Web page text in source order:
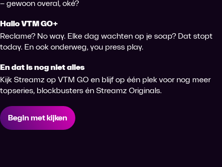
– gewoon overal, oké?
Hallo VTM GO+
Reclame? No way. Elke dag wachten op je soap? Dat stopt
today. En ook onderweg, you press play.
En dat is nog niet alles
Kijk Streamz op VTM GO en blijf op één plek voor nog meer
topseries, blockbusters én Streamz Originals.
Begin met kijken